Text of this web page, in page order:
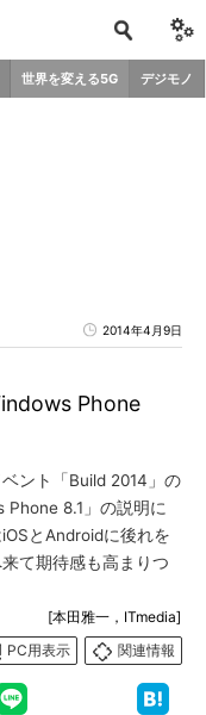
世界を変える5G デジモノ
2014年4月9日
Phone
ント「Build 2014」の
8.1」の説明に
とAndroidに後れを
て期待感も高まりつ
[本田雅一，ITmedia]
PC用表示
関連情報